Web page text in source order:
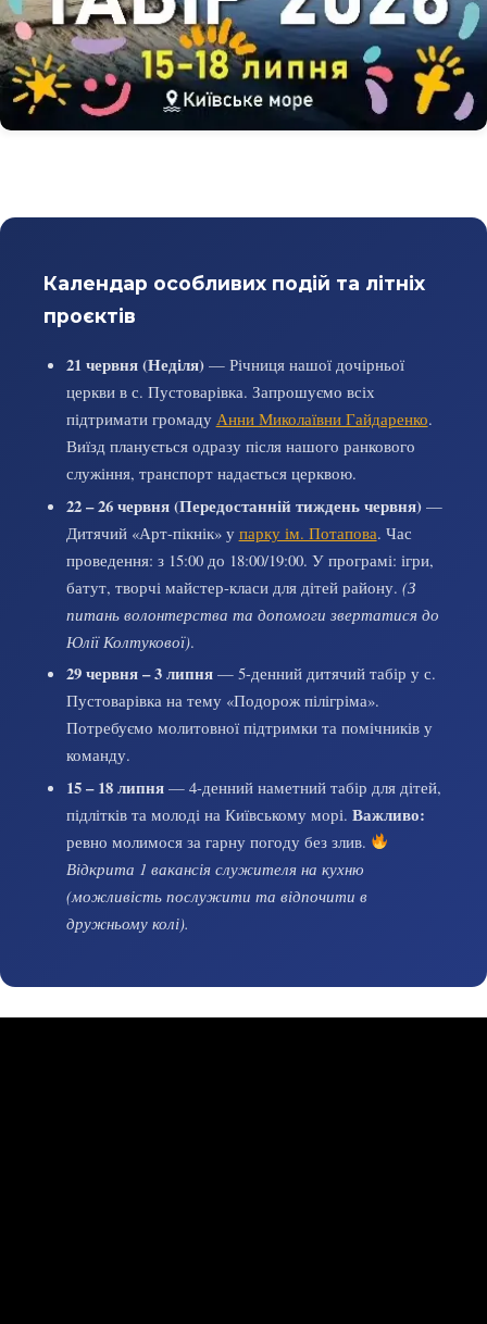
Календар особливих подій та літніх
проєктів
21 червня (Неділя)— Річниця нашої дочірньої
церкви в с. Пустоварівка. Запрошуємо всіх
підтримати громаду Анни Миколаївни Гайдаренко.
Виїзд планується одразу після нашого ранкового
служіння, транспорт надається церквою.
22 – 26 червня (Передостанній тиждень червня)—
Дитячий «Арт-пікнік» у парку ім. Потапова. Час
проведення: з 15:00 до 18:00/19:00. У програмі: ігри,
батут, творчі майстер-класи для дітей району. (З
питань волонтерства та допомоги звертатися до
Юлії Колтукової).
29 червня – 3 липня— 5-денний дитячий табір у с.
Пустоварівка на тему «Подорож пілігріма».
Потребуємо молитовної підтримки та помічників у
команду.
15 – 18 липня— 4-денний наметний табір для дітей,
підлітків та молоді на Київському морі. Важливо:
ревно молимося за гарну погоду без злив.
Відкрита 1 вакансія служителя на кухню
(можливість послужити та відпочити в
дружньому колі).